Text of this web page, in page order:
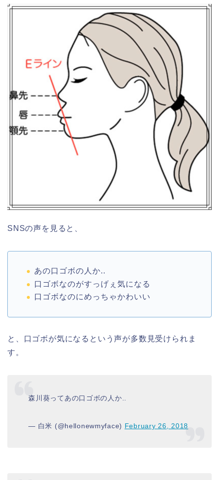
SNSの声を見ると、
あの口ゴボの人か..
口ゴボなのがすっげぇ気になる
口ゴボなのにめっちゃかわいい
と、口ゴボが気になるという声が多数見受けられま
す。
森川葵ってあの口ゴボの人か..
— 白米 (@hellonewmyface) February 26, 2018